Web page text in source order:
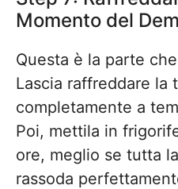
Momento del
Questa è la parte
Lascia raffreddare la
completamente a
Poi, mettila in
ore, meglio se tutta
rassoda